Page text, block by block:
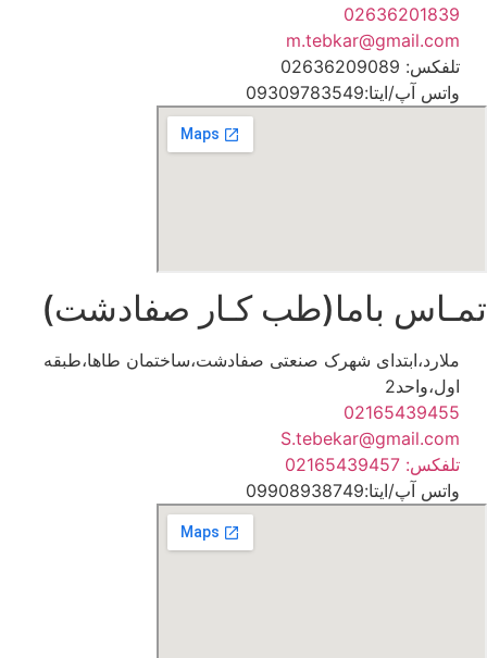
02636201839
m.tebkar@gmail.com
تلفکس: 02636209089
واتس آپ/ایتا:09309783549
باما(طب کـار صفادشت)
ملارد،ابتدای شهرک صنعتی صفادشت،ساختمان طاها،طبقه
اول،واحد2
02165439455
S.tebekar@gmail.com
تلفکس: 02165439457
واتس آپ/ایتا:09908938749